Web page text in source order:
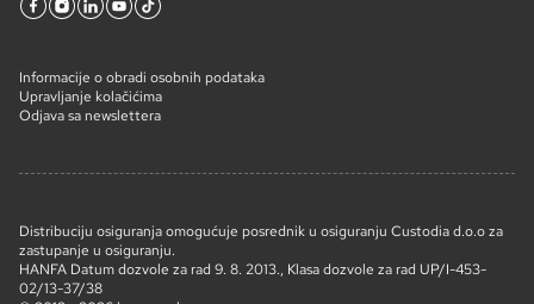
Informacije o obradi osobnih podataka
Upravljanje kolačićima
Odjava sa newslettera
Distribuciju osiguranja omogućuje posrednik u osiguranju Custodia d.o.o za
zastupanje u osiguranju.
HANFA Datum dozvole za rad 9. 8. 2013., Klasa dozvole za rad UP/I-453-
02/13-37/38